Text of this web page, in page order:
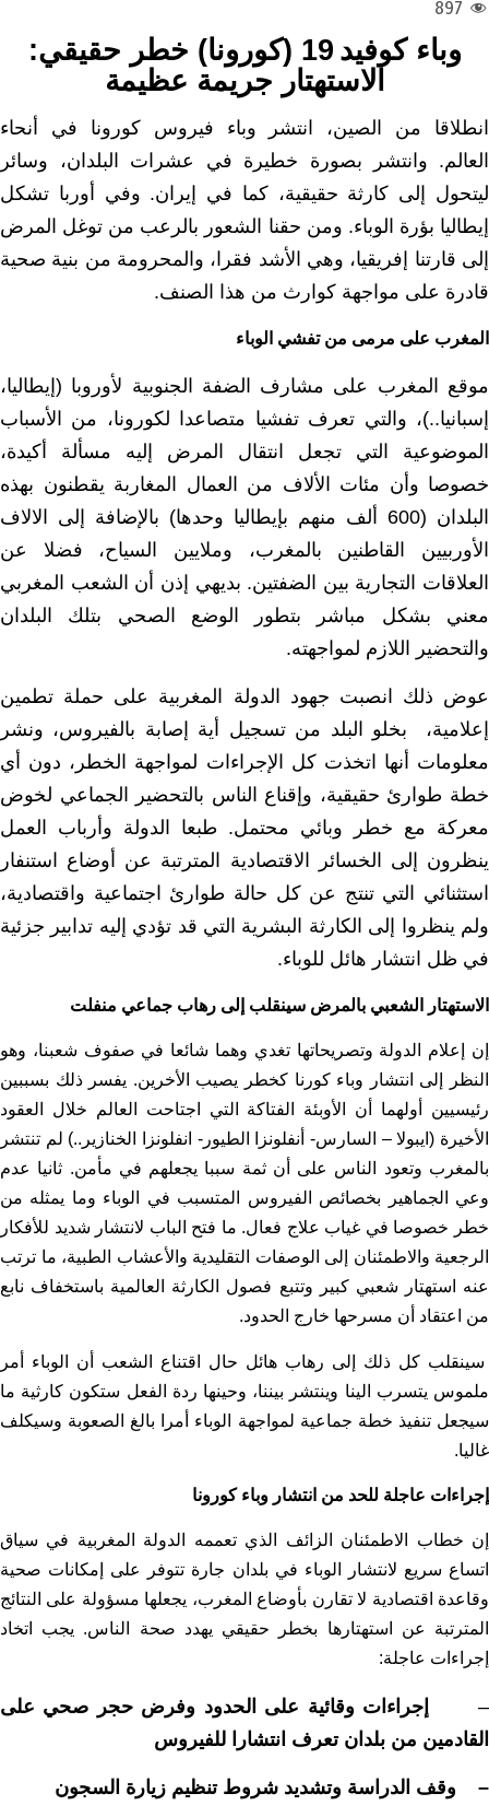
897
وباء كوفيد
19 (كورونا) خطر حقيقي:
الاستهتار جريمة عظيمة
انطلاقا من الصين، انتشر وباء فيروس كورونا في أنحاء
العالم. وانتشر بصورة خطيرة في عشرات البلدان، وسائر
ليتحول إلى كارثة حقيقية، كما في إيران. وفي أوربا تشكل
إيطاليا بؤرة الوباء. ومن حقنا الشعور بالرعب من توغل المرض
إلى قارتنا إفريقيا، وهي الأشد فقرا، والمحرومة من بنية صحية
قادرة على مواجهة كوارث من هذا الصنف.
المغرب على مرمى من تفشي الوباء
موقع المغرب على مشارف الضفة الجنوبية لأوروبا (إيطاليا،
إسبانيا..)، والتي تعرف تفشيا متصاعدا لكورونا، من الأسباب
الموضوعية التي تجعل انتقال المرض إليه مسألة أكيدة،
خصوصا وأن مئات الألاف من العمال المغاربة يقطنون بهذه
البلدان (600 ألف منهم بإيطاليا وحدها) بالإضافة إلى الالاف
الأوربيين القاطنين بالمغرب، وملايين السياح، فضلا عن
العلاقات التجارية بين الضفتين. بديهي إذن أن الشعب المغربي
معني بشكل مباشر بتطور الوضع الصحي بتلك البلدان
والتحضير اللازم لمواجهته.
عوض ذلك انصبت جهود الدولة المغربية على حملة تطمين
إعلامية، بخلو البلد من تسجيل أية إصابة بالفيروس، ونشر
معلومات أنها اتخذت كل الإجراءات لمواجهة الخطر، دون أي
خطة طوارئ حقيقية، وإقناع الناس بالتحضير الجماعي لخوض
معركة مع خطر وبائي محتمل. طبعا الدولة وأرباب العمل
ينظرون إلى الخسائر الاقتصادية المترتبة عن أوضاع استنفار
استثنائي التي تنتج عن كل حالة طوارئ اجتماعية واقتصادية،
ولم ينظروا إلى الكارثة البشرية التي قد تؤدي إليه تدابير جزئية
في ظل انتشار هائل للوباء.
الاستهتار الشعبي بالمرض سينقلب إلى رهاب جماعي منفلت
إن إعلام الدولة وتصريحاتها تغدي وهما شائعا في صفوف شعبنا، وهو
النظر إلى انتشار وباء كورنا كخطر يصيب الأخرين. يفسر ذلك بسببين
رئيسيين أولهما أن الأوبئة الفتاكة التي اجتاحت العالم خلال العقود
الأخيرة (ايبولا – السارس- أنفلونزا الطيور- انفلونزا الخنازير..) لم تنتشر
بالمغرب وتعود الناس على أن ثمة سببا يجعلهم في مأمن. ثانيا عدم
وعي الجماهير بخصائص الفيروس المتسبب في الوباء وما يمثله من
خطر خصوصا في غياب علاج فعال. ما فتح الباب لانتشار شديد للأفكار
الرجعية والاطمئنان إلى الوصفات التقليدية والأعشاب الطبية، ما ترتب
عنه استهتار شعبي كبير وتتبع فصول الكارثة العالمية باستخفاف نابع
من اعتقاد أن مسرحها خارج الحدود.
سينقلب كل ذلك إلى رهاب هائل حال اقتناع الشعب أن الوباء أمر
ملموس يتسرب الينا وينتشر بيننا، وحينها ردة الفعل ستكون كارثية ما
سيجعل تنفيذ خطة جماعية لمواجهة الوباء أمرا بالغ الصعوبة وسيكلف
غاليا.
إجراءات عاجلة للحد من انتشار وباء كورونا
إن خطاب الاطمئنان الزائف الذي تعممه الدولة المغربية في سياق
اتساع سريع لانتشار الوباء في بلدان جارة تتوفر على إمكانات صحية
وقاعدة اقتصادية لا تقارن بأوضاع المغرب، يجعلها مسؤولة على النتائج
المترتبة عن استهتارها بخطر حقيقي يهدد صحة الناس. يجب اتخاد
إجراءات عاجلة:
–
إجراءات وقائية على الحدود وفرض حجر صحي على
القادمين من بلدان تعرف انتشارا للفيروس
– وقف الدراسة وتشديد شروط تنظيم زيارة السجون